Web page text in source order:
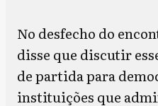
No desfecho do
disse que discutir
de partida para
instituições que